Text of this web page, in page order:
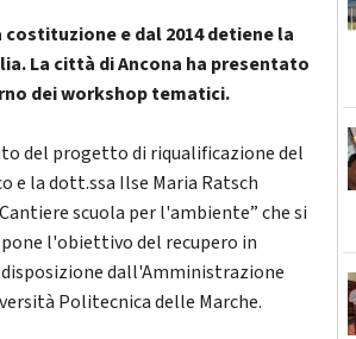
e dal 2014 detiene la
La città di Ancona ha presentato
dei workshop tematici.
del progetto di riqualificazione del
e la dott.ssa Ilse Maria Ratsch
scuola per l'ambiente” che si
pone l'obiettivo del recupero in
dall'Amministrazione
Politecnica delle Marche.